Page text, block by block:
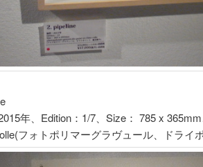
年、Edition：1/7、Size： 785 x
フォトポリマーグラヴュール、ドライ